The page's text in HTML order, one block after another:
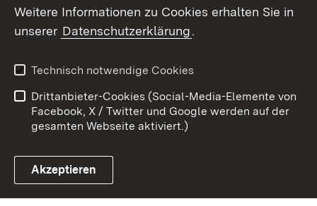
Link zum Landesportal
Barrierefreiheit
Benutzungshinweise
Impressum
Cookies
Weitere Informationen zu Cookies erhalten Sie in
unserer Datenschutzerklärung.
Technisch notwendige Cookies
Drittanbieter-Cookies (Social-Media-Elemente von
Facebook, X / Twitter und Google werden auf der
gesamten Webseite aktiviert.)
Akzeptieren